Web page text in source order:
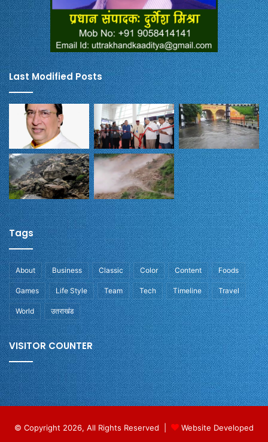
Last Modified Posts
Tags
About Business Classic Color Content Foods
Games Life Style Team Tech Timeline Travel
World उतराखंड
VISITOR COUNTER
© Copyright 2026, All Rights Reserved |
Website Developed